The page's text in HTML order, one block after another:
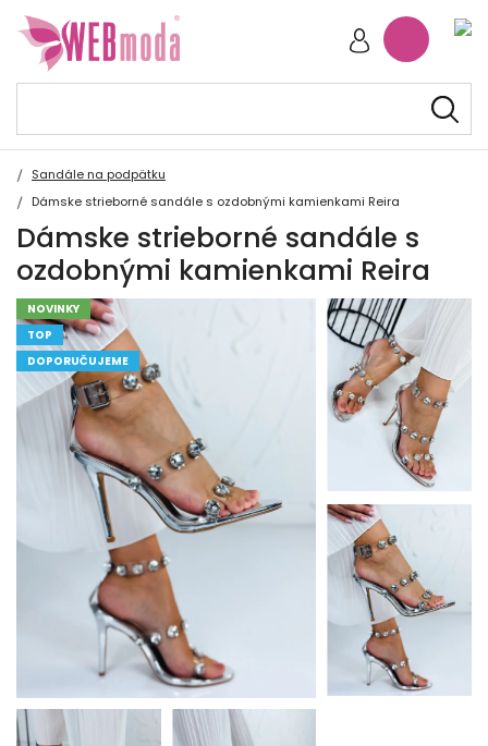
Sandále na podpätku
Dámske strieborné sandále s ozdobnými kamienkami Reira
Dámske strieborné sandále s
ozdobnými kamienkami Reira
NOVINKY
TOP
DOPORUČUJEME